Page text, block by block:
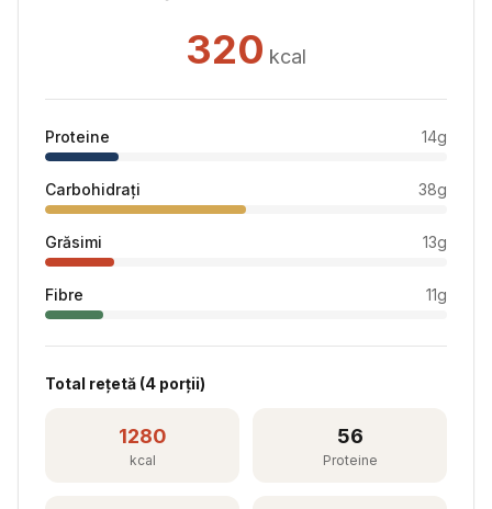
320 kcal
Proteine 14g
Carbohidrați 38g
Grăsimi 13g
Fibre 11g
Total rețetă (4 porții)
1280
kcal
56
Proteine